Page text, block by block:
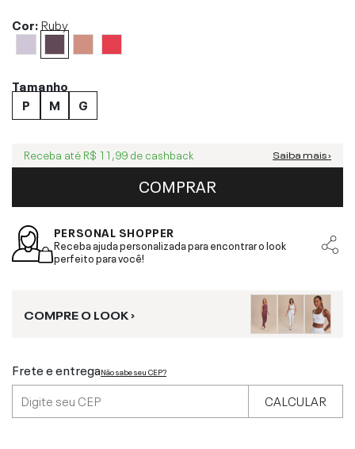
Cor:Ruby
Tamanho
P
M G
Receba até R$ 11,99 de cashback Saiba mais ›
COMPRAR
PERSONAL SHOPPER
Receba ajuda personalizada para encontrar o look
perfeito para você!
COMPRE O LOOK ›
Frete e entregaNão sabe seu CEP?
CALCULAR